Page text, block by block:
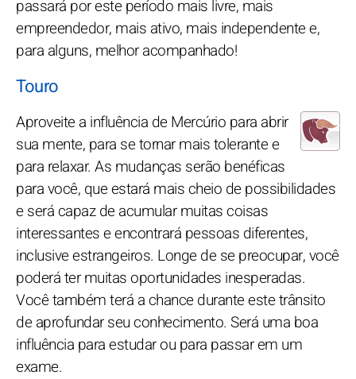
passará por este período mais livre, mais
empreendedor, mais ativo, mais independente e,
para alguns, melhor acompanhado!
Touro
Aproveite a influência de Mercúrio para abrir
sua mente, para se tornar mais tolerante e
para relaxar. As mudanças serão benéficas
para você, que estará mais cheio de possibilidades
e será capaz de acumular muitas coisas
interessantes e encontrará pessoas diferentes,
inclusive estrangeiros. Longe de se preocupar, você
poderá ter muitas oportunidades inesperadas.
Você também terá a chance durante este trânsito
de aprofundar seu conhecimento. Será uma boa
influência para estudar ou para passar em um
exame.